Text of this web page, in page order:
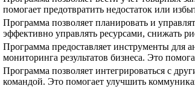
помогает предотвратить недостаток или
Программа позволяет планировать и
эффективно управлять ресурсами, снижать
Программа предоставляет инструменты для
мониторинга результатов бизнеса. Это
Программа позволяет интегрироваться с
командой. Это помогает улучшить